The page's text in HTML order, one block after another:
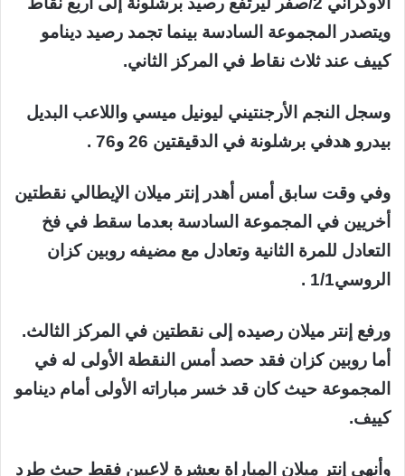
ويتصدر المجموعة السادسة بينما تجمد رصيد دينامو
كييف عند ثلاث نقاط في المركز الثاني.
وسجل النجم الأرجنتيني ليونيل ميسي واللاعب البديل
بيدرو هدفي برشلونة في الدقيقتين 26 و76 .
وفي وقت سابق أمس أهدر إنتر ميلان الإيطالي نقطتين
أخريين في المجموعة السادسة بعدما سقط في فخ
التعادل للمرة الثانية وتعادل مع مضيفه روبين كزان
الروسي1/1 .
ورفع إنتر ميلان رصيده إلى نقطتين في المركز الثالث.
أما روبين كزان فقد حصد أمس النقطة الأولى له في
المجموعة حيث كان قد خسر مباراته الأولى أمام دينامو
كييف.
وأنهى إنتر ميلان المباراة بعشرة لاعبين فقط حيث طرد